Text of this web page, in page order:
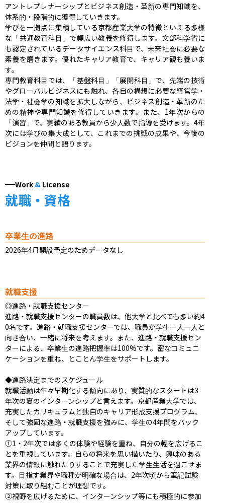
アントレプレナーシップとビジネス創造・革新の専門知識を、
体系的・段階的に獲得していきます。
学びを一拠点に集積している京都産業大学の特徴といえる多様
な「共通教育科目」で幅広い教養を修得します。文部科学省に
も認定されているデータサイエンス科目で、未来社会に必要な
素養を磨きます。優れたキャリア教育で、キャリア観も養いま
す。
専門教育科目では、「基盤科目」「展開科目」で、先端の技術
やグローバルビジネスにも触れ、各自の構想に必要な経営学・
法学・社会学の知識を拡大しながら、ビジネス創造・革新のた
めの精神や専門知識を修得していきます。また、1年次からの
「演習」で、実績のある教員から少人数で指導を受けます。4年
次には学びの集大成として、これまでの挑戦の成果や、今後の
ビジョンを仲間と語ります。
Work & License
就職・資格
卒業生の進路
2026年4月開設予定のためデータなし
就職支援
◎進路・就職支援センター
進路・就職支援センターの職員数は、他大学と比べても多い約4
0名です。進路・就職支援センターでは、職員が学生一人一人と
向き合い、一緒に将来を考えます。また、進路・就職支援セン
ターによる、卒業生の進路把握率は100%です。密なコミュニ
ケーションを重ね、とことん学生をサポートします。
◆進路決定までのスケジュール
就職活動は年々早期化する傾向にあり、実質的なスタートは3
年次の夏のインターンシップと言えます。京都産業大学では、
充実したカリキュラムと独自のキャリア形成支援プログラム、
そして強固な進路・就職支援を強みに、学生の4年間をバック
アップしています。
①1・2年次では多くの体験や経験を重ね、自分の幅を広げるこ
とを重視しています。自らの将来を思い描いたり、興味のある
業界の情報に触れたりすることで充実した学生生活を過ごせま
す。目指す業界や職種が明確な場合は、2年次頃から筆記試験
対策に取り組むことが理想です。
②視野を広げるために、インターンシップ等にも積極的に参加